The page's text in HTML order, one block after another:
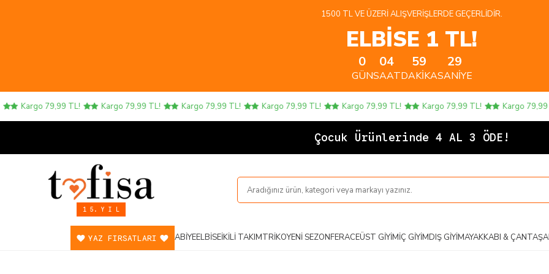
1500 TL VE ÜZERI ALIŞVERIŞLERDE GEÇERLIDIR.
ELBİSE 1 TL!
0
GÜN
04
SAAT
59
DAKIKA
28
SANIYE
Kargo 79,99 TL! Kargo 79,99 TL! Kargo 79,99 TL! Kargo 79,99 TL! Kargo 79,99 TL! Kargo 79,99 TL! Kargo 79,99
Çocuk Ürünlerinde 4 AL 3 ÖDE!
1 5. Y I L
YAZ FIRSATLARI ABIYEELBISEİKILI TAKIMTRIKOYENI SEZONFERACEÜST GIYIMİÇ GIYIMDIŞ GIYIMAYAKKABI & ÇANTA